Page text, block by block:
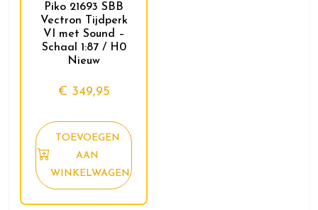
Piko 21693 SBB
Vectron Tijdperk
VI met Sound –
Schaal 1:87 / H0
Nieuw
€ 349,95
TOEVOEGEN
AAN
WINKELWAGEN